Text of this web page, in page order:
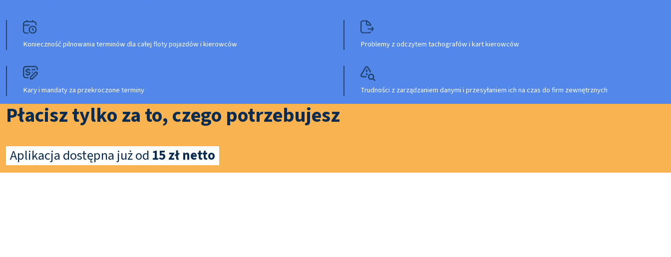
Konieczność pilnowania terminów dla całej floty pojazdów i kierowców Problemy z odczytem tachografów i kart kierowców
Kary i mandaty za przekroczone terminy Trudności z zarządzaniem danymi i przesyłaniem ich na czas do firm zewnętrznych
Płacisz tylko za to, czego potrzebujesz
Aplikacja dostępna już od 15 zł netto